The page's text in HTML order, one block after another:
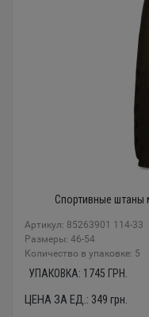
Спортивные штаны
Артикул: 85263901 114-33
Размеры: 46-54
Количество в упаковке: 5
УПАКОВКА: 1745 ГРН.
ЦЕНА ЗА ЕД.: 349 грн.